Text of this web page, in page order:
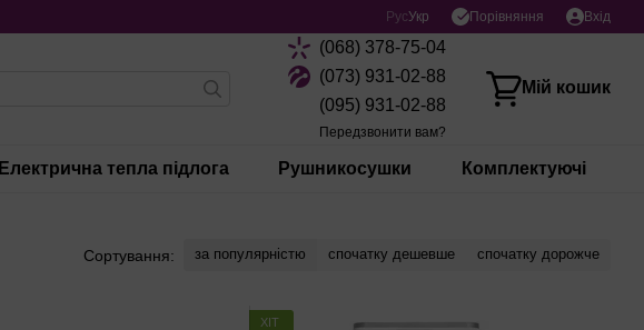
РусУкр Порівняння Вхід
(068) 378-75-04
(073) 931-02-88
(095) 931-02-88
Передзвонити вам?
Мій кошик
Електрична тепла підлога Рушникосушки Комплектуючі
Сортування: за популярністю спочатку дешевше спочатку дорожче
ХІТ